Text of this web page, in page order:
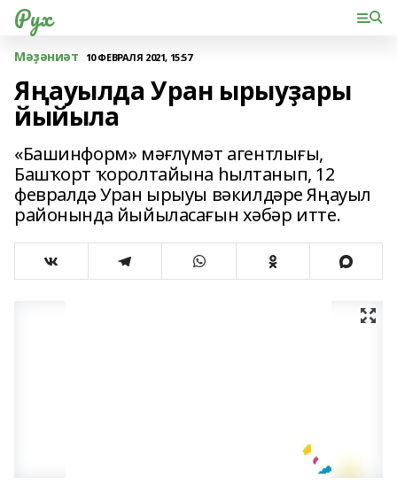
Рух
Мәҙәниәт 10 ФЕВРАЛЯ 2021, 15:57
Яңауылда Уран ырыуҙары
йыйыла
«Башинформ» мәғлүмәт агентлығы,
Башҡорт ҡоролтайына һылтанып, 12
февралдә Уран ырыуы вәкилдәре Яңауыл
районында йыйыласағын хәбәр итте.